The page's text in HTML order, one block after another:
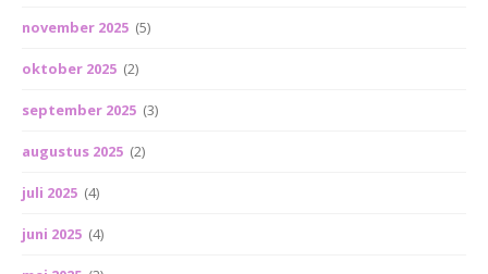
november 2025 (5)
oktober 2025 (2)
september 2025 (3)
augustus 2025 (2)
juli 2025 (4)
juni 2025 (4)